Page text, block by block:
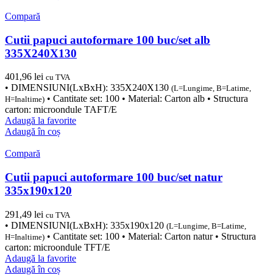
Compară
Cutii papuci autoformare 100 buc/set alb
335X240X130
401,96 lei cu TVA
• DIMENSIUNI(LxBxH): 335X240X130 (L=Lungime, B=Latime,
H=Inaltime) • Cantitate set: 100 • Material: Carton alb • Structura
carton: microondule TAFT/E
Adaugă la favorite
Adaugă în coș
Compară
Cutii papuci autoformare 100 buc/set natur
335x190x120
291,49 lei cu TVA
• DIMENSIUNI(LxBxH): 335x190x120 (L=Lungime, B=Latime,
H=Inaltime) • Cantitate set: 100 • Material: Carton natur • Structura
carton: microondule TFT/E
Adaugă la favorite
Adaugă în coș